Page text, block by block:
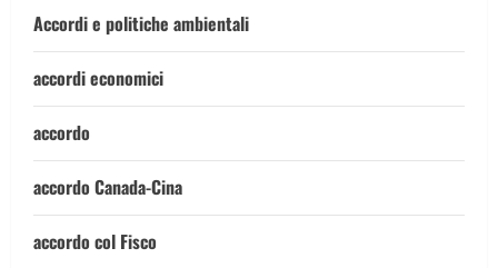
Accordi e politiche ambientali
accordi economici
accordo
accordo Canada-Cina
accordo col Fisco